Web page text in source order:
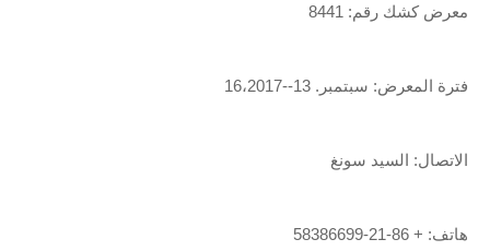
معرض كشك رقم: 8441
فترة المعرض: سبتمبر. 13--16،2017
الاتصال: السيد سونغ
هاتف: + 86-21-58386699